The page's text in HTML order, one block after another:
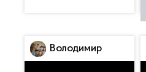
Володимир